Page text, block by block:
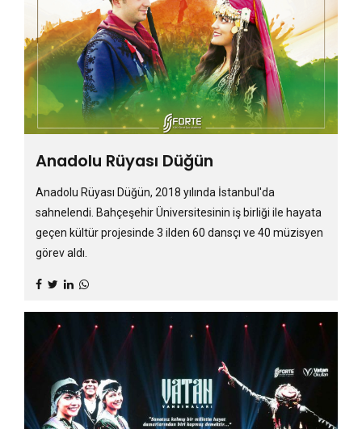
Anadolu Rüyası Düğün
Anadolu Rüyası Düğün, 2018 yılında İstanbul'da
sahnelendi. Bahçeşehir Üniversitesinin iş birliği ile hayata
geçen kültür projesinde 3 ilden 60 dansçı ve 40 müzisyen
görev aldı.